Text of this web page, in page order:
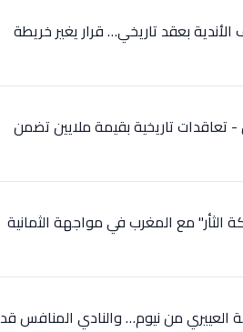
بعقد تاريخي… قرار يغير خريطة
تعاقدات تاريخية بقيمة ملايين تضمن
مع المغرب في مواجهة الثمانية
من نيوم… والنادي المنافس قد